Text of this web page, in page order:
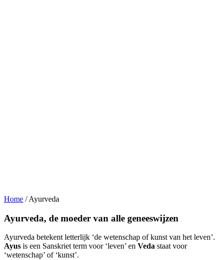
Home /Ayurveda
Ayurveda, de moeder van alle geneeswijzen
Ayurveda betekent letterlijk ‘de wetenschap of kunst van het leven’.
Ayus is een Sanskriet term voor ‘leven’ en Veda staat voor
‘wetenschap’ of ‘kunst’.